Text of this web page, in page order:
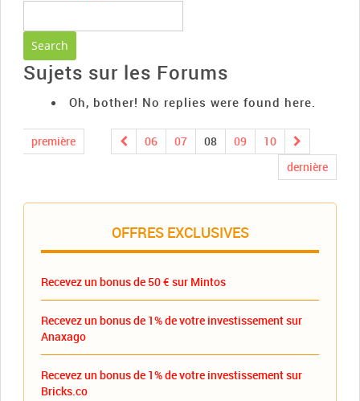
Sujets sur les Forums
Oh, bother! No replies were found here.
première 06 07 08 09
10
dernière
OFFRES EXCLUSIVES
Recevez un bonus de 50 € sur Mintos
Recevez un bonus de 1% de votre investissement sur
Anaxago
Recevez un bonus de 1% de votre investissement sur
Bricks.co